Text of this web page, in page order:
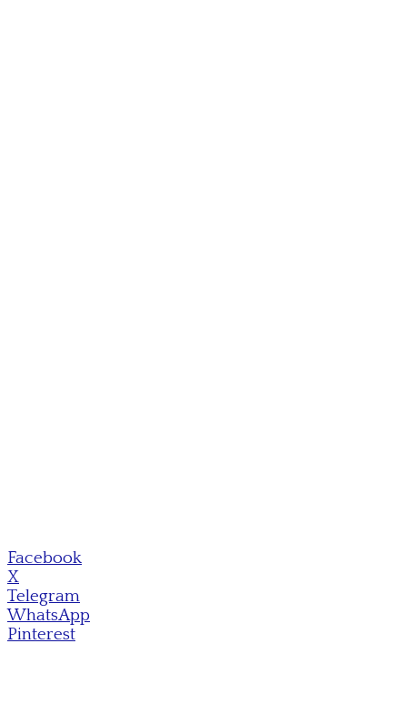
Facebook
X
Telegram
WhatsApp
Pinterest